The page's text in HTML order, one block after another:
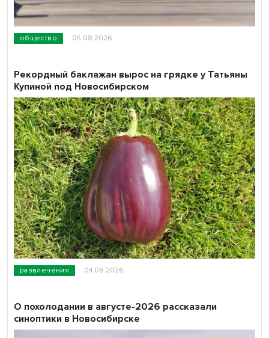
общество 05.08.2026
развлечения 04.08.2026
Рекордный баклажан вырос на грядке у Татьяны
Купиной под Новосибирском
О похолодании в августе-2026 рассказали
синоптики в Новосибирске